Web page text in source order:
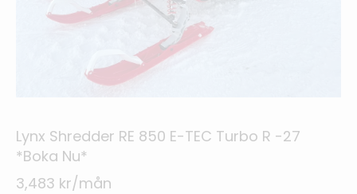
Lynx Shredder RE 850 E-TEC Turbo R -27
*Boka Nu*
3,483 kr/mån